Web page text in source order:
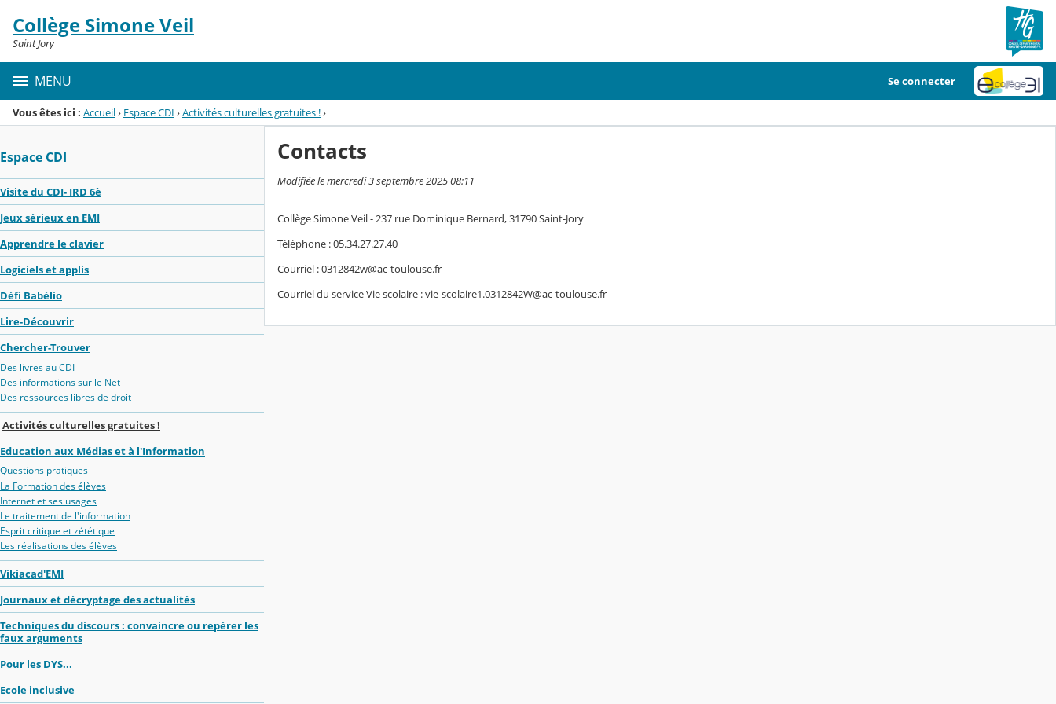
Menu de la rubrique
Contenu
Collège Simone Veil
Saint Jory
MENU Se connecter
Vous êtes ici : Accueil› Espace CDI ›Activités culturelles gratuites !›
Espace CDI
Visite du CDI- IRD 6è
Jeux sérieux en EMI
Apprendre le clavier
Logiciels et applis
Défi Babélio
Lire-Découvrir
Chercher-Trouver
Des livres au CDI
Des informations sur le Net
Des ressources libres de droit
Activités culturelles gratuites !
Education aux Médias et à l'Information
Questions pratiques
La Formation des élèves
Internet et ses usages
Le traitement de l'information
Esprit critique et zététique
Les réalisations des élèves
Vikiacad'EMI
Journaux et décryptage des actualités
Techniques du discours : convaincre ou repérer les
faux arguments
Pour les DYS...
Ecole inclusive
Contacts
Modifiée le mercredi 3 septembre 2025 08:11
Collège Simone Veil - 237 rue Dominique Bernard, 31790 Saint-Jory
Téléphone : 05.34.27.27.40
Courriel : 0312842w@ac-toulouse.fr
Courriel du service Vie scolaire : vie-scolaire1.0312842W@ac-toulouse.fr